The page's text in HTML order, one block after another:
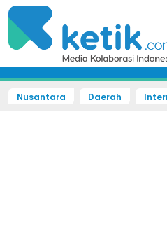
Nusantara Daerah